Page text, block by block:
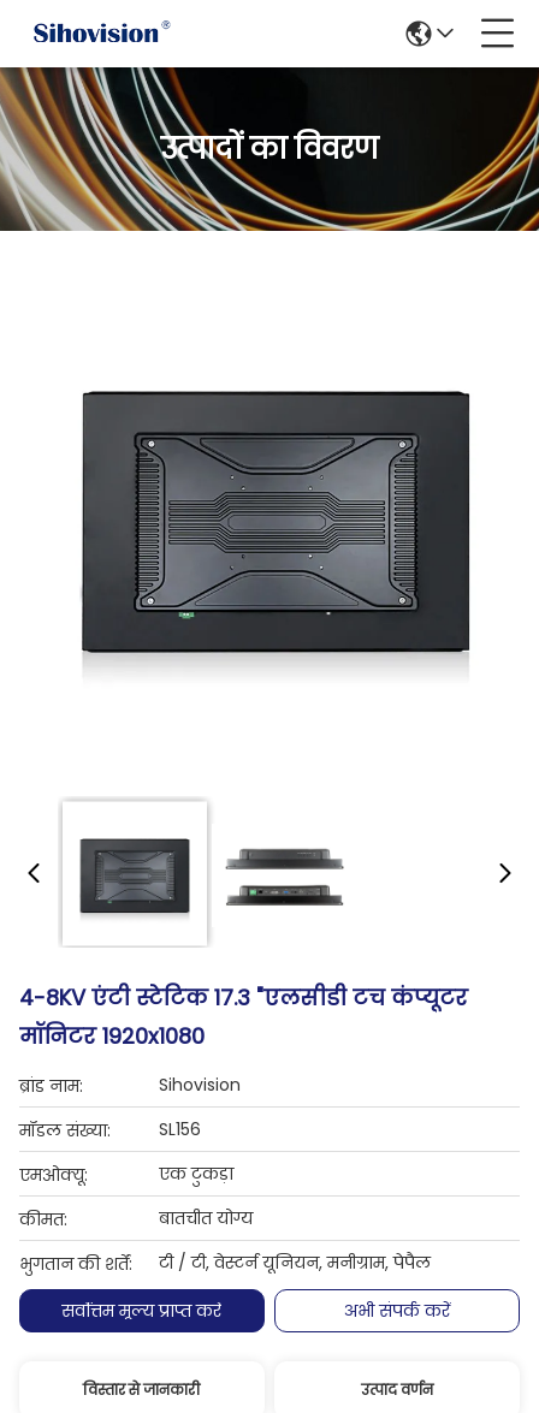
उत्पादों का विवरण
4-8KV एंटी स्टेटिक 17.3 "एलसीडी टच कंप्यूटर
मॉनिटर 1920x1080
ब्रांड नाम:
Sihovision
मॉडल संख्या:
SL156
एमओक्यू:
एक टुकड़ा
कीमत:
बातचीत योग्य
भुगतान की शर्तें:
टी / टी, वेस्टर्न यूनियन, मनीग्राम, पेपैल
सर्वोत्तम मूल्य प्राप्त करें
अभी संपर्क करें
विस्तार से जानकारी उत्पाद वर्णन